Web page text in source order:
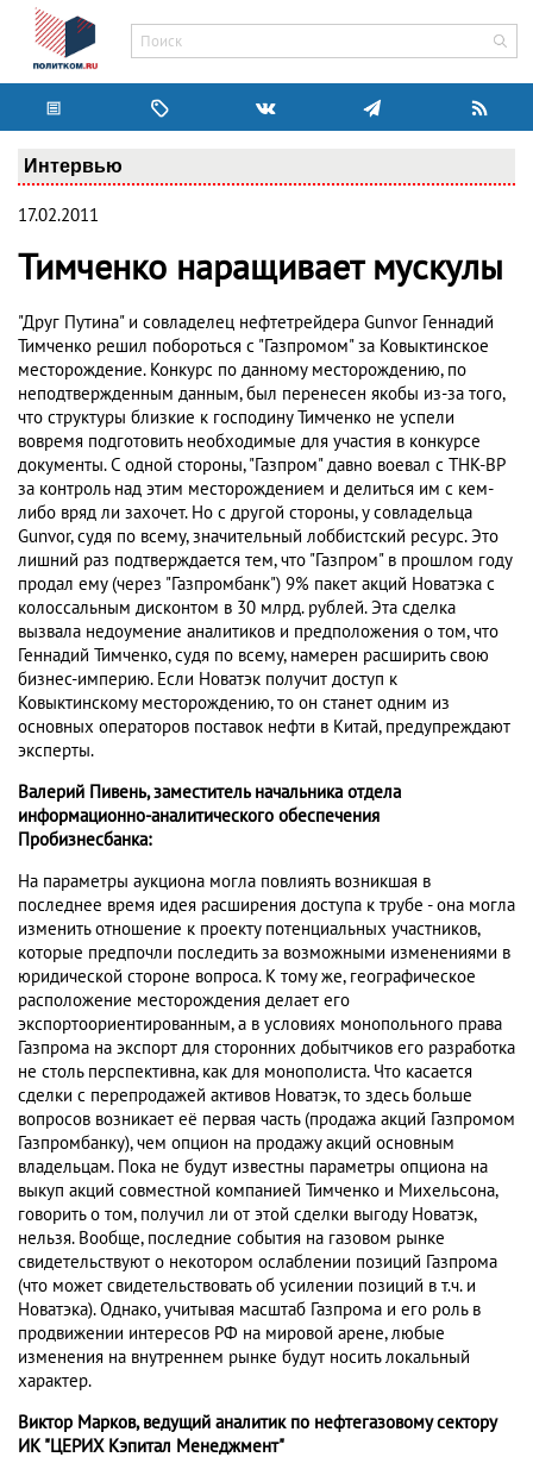
Интервью
17.02.2011
Тимченко наращивает мускулы
"Друг Путина" и совладелец нефтетрейдера Gunvor Геннадий
Тимченко решил побороться с "Газпромом" за Ковыктинское
месторождение. Конкурс по данному месторождению, по
неподтвержденным данным, был перенесен якобы из-за того,
что структуры близкие к господину Тимченко не успели
вовремя подготовить необходимые для участия в конкурсе
документы. С одной стороны, "Газпром" давно воевал с ТНК-ВР
за контроль над этим месторождением и делиться им с кем-
либо вряд ли захочет. Но с другой стороны, у совладельца
Gunvor, судя по всему, значительный лоббистский ресурс. Это
лишний раз подтверждается тем, что "Газпром" в прошлом году
продал ему (через "Газпромбанк") 9% пакет акций Новатэка с
колоссальным дисконтом в 30 млрд. рублей. Эта сделка
вызвала недоумение аналитиков и предположения о том, что
Геннадий Тимченко, судя по всему, намерен расширить свою
бизнес-империю. Если Новатэк получит доступ к
Ковыктинскому месторождению, то он станет одним из
основных операторов поставок нефти в Китай, предупреждают
эксперты.
Валерий Пивень, заместитель начальника отдела
информационно-аналитического обеспечения
Пробизнесбанка:
На параметры аукциона могла повлиять возникшая в
последнее время идея расширения доступа к трубе - она могла
изменить отношение к проекту потенциальных участников,
которые предпочли последить за возможными изменениями в
юридической стороне вопроса. К тому же, географическое
расположение месторождения делает его
экспортоориентированным, а в условиях монопольного права
Газпрома на экспорт для сторонних добытчиков его разработка
не столь перспективна, как для монополиста. Что касается
сделки с перепродажей активов Новатэк, то здесь больше
вопросов возникает её первая часть (продажа акций Газпромом
Газпромбанку), чем опцион на продажу акций основным
владельцам. Пока не будут известны параметры опциона на
выкуп акций совместной компанией Тимченко и Михельсона,
говорить о том, получил ли от этой сделки выгоду Новатэк,
нельзя. Вообще, последние события на газовом рынке
свидетельствуют о некотором ослаблении позиций Газпрома
(что может свидетельствовать об усилении позиций в т.ч. и
Новатэка). Однако, учитывая масштаб Газпрома и его роль в
продвижении интересов РФ на мировой арене, любые
изменения на внутреннем рынке будут носить локальный
характер.
Виктор Марков, ведущий аналитик по нефтегазовому сектору
ИК "ЦЕРИХ Кэпитал Менеджмент"